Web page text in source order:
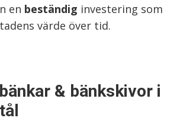
en beständig investering som
värde över tid.
& bänkskivor i